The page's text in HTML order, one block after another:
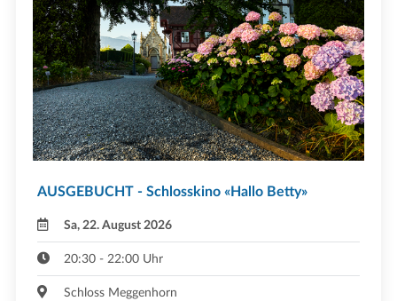
AUSGEBUCHT - Schlosskino «Hallo Betty»
Sa, 22. August 2026
20:30 - 22:00 Uhr
Schloss Meggenhorn